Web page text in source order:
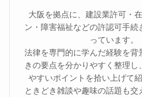
大阪を拠点に、建設業許可・
ン・障害福祉などの許認可手続
っています。
法律を専門的に学んだ経験を背
きの要点を分かりやすく整理し
やすいポイントを拾い上げて
ときどき雑談や趣味の話題も交